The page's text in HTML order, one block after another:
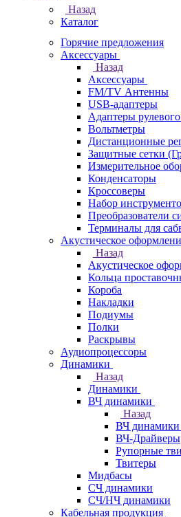
Назад
Каталог
Горячие предложения
Аксессуары
Назад
Аксессуары
FM/TV Антенны
USB-адаптеры
Адаптеры
Вольтметры
Дистанционные
Защитные сетки
Измерительное
Конденсаторы
Кроссоверы
Набор
Преобразователи
Терминалы для
Акустическое
Назад
Акустическое
Кольца
Короба
Накладки
Подиумы
Полки
Раскрывы
Аудиопроцессоры
Динамики
Назад
Динамики
ВЧ динамики
Назад
ВЧ динамики
ВЧ-Драйверы
Рупорные
Твитеры
Мидбасы
СЧ динамики
СЧ/НЧ динамики
Кабельная продукция